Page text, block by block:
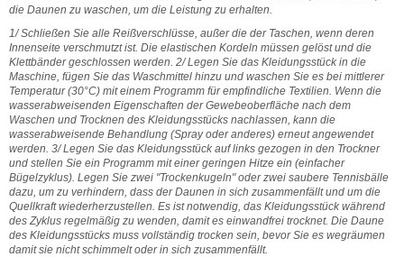
die Daunen zu waschen, um die Leistung zu erhalten.
1/ Schließen Sie alle Reißverschlüsse, außer die der Taschen, wenn deren
Innenseite verschmutzt ist. Die elastischen Kordeln müssen gelöst und die
Klettbänder geschlossen werden. 2/ Legen Sie das Kleidungsstück in die
Maschine, fügen Sie das Waschmittel hinzu und waschen Sie es bei mittlerer
Temperatur (30°C) mit einem Programm für empfindliche Textilien. Wenn die
wasserabweisenden Eigenschaften der Gewebeoberfläche nach dem
Waschen und Trocknen des Kleidungsstücks nachlassen, kann die
wasserabweisende Behandlung (Spray oder anderes) erneut angewendet
werden. 3/ Legen Sie das Kleidungsstück auf links gezogen in den Trockner
und stellen Sie ein Programm mit einer geringen Hitze ein (einfacher
Bügelzyklus). Legen Sie zwei "Trockenkugeln" oder zwei saubere Tennisbälle
dazu, um zu verhindern, dass der Daunen in sich zusammenfällt und um die
Quellkraft wiederherzustellen. Es ist notwendig, das Kleidungsstück während
des Zyklus regelmäßig zu wenden, damit es einwandfrei trocknet. Die Daune
des Kleidungsstücks muss vollständig trocken sein, bevor Sie es wegräumen
damit sie nicht schimmelt oder in sich zusammenfällt.